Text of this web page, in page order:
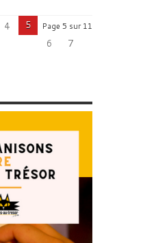
Page 5 sur 11
4
5
6
7